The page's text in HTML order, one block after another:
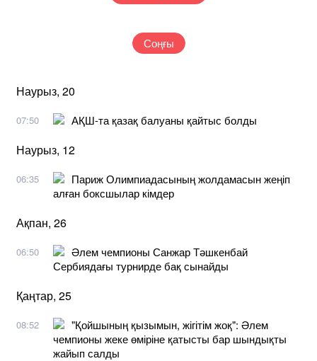
Соңғы
Наурыз, 20
07:50 АҚШ-та қазақ балуаны қайтыс болды
Наурыз, 12
06:35
Париж Олимпиадасының жолдамасын жеңіп
алған боксшылар кімдер
Ақпан, 26
06:50
Әлем чемпионы Санжар Тәшкенбай
Сербиядағы турнирде бақ сынайды
Қаңтар, 25
08:52
"Қойшының қызымын, жігітім жоқ": Әлем
чемпионы жеке өміріне қатысты бар шындықты
жайып салды